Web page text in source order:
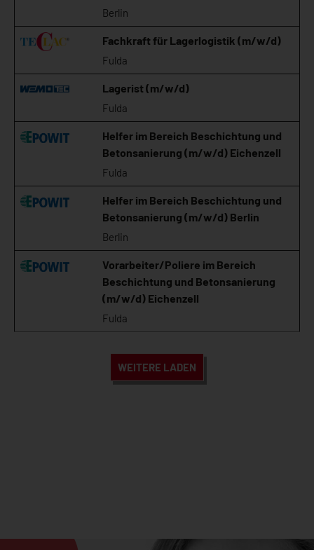
Berlin
Fachkraft für Lagerlogistik (m/w/d)
Fulda
Lagerist (m/w/d)
Fulda
Helfer im Bereich Beschichtung und
Betonsanierung (m/w/d) Eichenzell
Fulda
Helfer im Bereich Beschichtung und
Betonsanierung (m/w/d) Berlin
Berlin
Vorarbeiter/Poliere im Bereich
Beschichtung und Betonsanierung
(m/w/d) Eichenzell
Fulda
WEITERE LADEN